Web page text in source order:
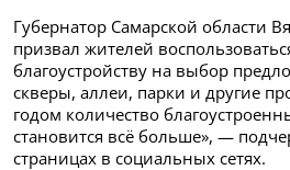
Губернатор Самарской области
призвал жителей
благоустройству на выбор
скверы, аллеи, парки и другие
годом количество
становится всё больше», —
страницах в социальных сетях.